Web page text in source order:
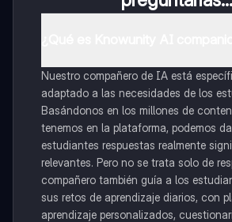
Nuestro compañero de IA está
adaptado a las necesidades de los
Basándonos en los millones de
tenemos en la plataforma, podemos
estudiantes respuestas realmente
relevantes. Pero no se trata solo de
compañero también guía a los
sus retos de aprendizaje diarios, con
aprendizaje personalizados,